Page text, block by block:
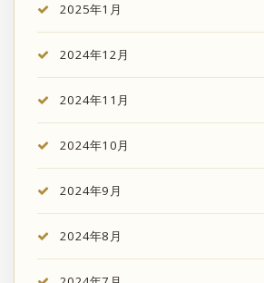
2025年1月
2024年12月
2024年11月
2024年10月
2024年9月
2024年8月